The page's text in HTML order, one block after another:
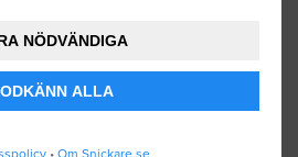
NÖDVÄNDIGA
ALLA
• Om Snickare.se
enligtanvändarvillkoren